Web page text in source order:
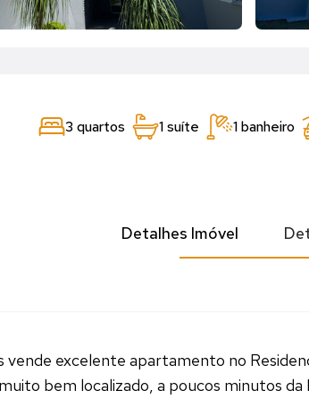
3 quartos 1 suíte 1 banheiro
Detalhes Imóvel
vende excelente apartamento no
bem localizado, a poucos minutos da